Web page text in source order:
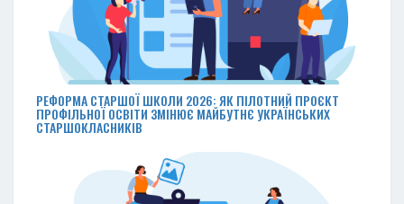
РЕФОРМА СТАРШОЇ ШКОЛИ 2026: ЯК ПІЛОТНИЙ ПРОЄКТ
ПРОФІЛЬНОЇ ОСВІТИ ЗМІНЮЄ МАЙБУТНЄ УКРАЇНСЬКИХ
СТАРШОКЛАСНИКІВ